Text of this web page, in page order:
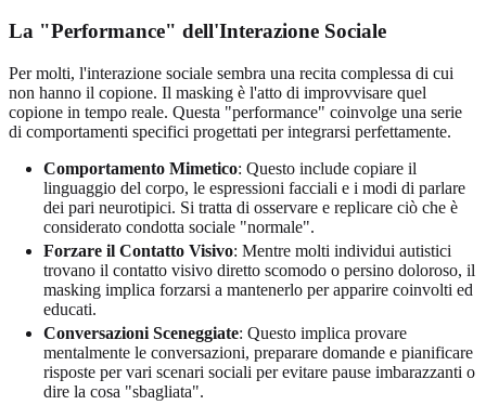
La "Performance" dell'Interazione Sociale
Per molti, l'interazione sociale sembra una recita complessa di cui
non hanno il copione. Il masking è l'atto di improvvisare quel
copione in tempo reale. Questa "performance" coinvolge una serie
di comportamenti specifici progettati per integrarsi perfettamente.
Comportamento Mimetico: Questo include copiare il
linguaggio del corpo, le espressioni facciali e i modi di parlare
dei pari neurotipici. Si tratta di osservare e replicare ciò che è
considerato condotta sociale "normale".
Forzare il Contatto Visivo: Mentre molti individui autistici
trovano il contatto visivo diretto scomodo o persino doloroso, il
masking implica forzarsi a mantenerlo per apparire coinvolti ed
educati.
Conversazioni Sceneggiate: Questo implica provare
mentalmente le conversazioni, preparare domande e pianificare
risposte per vari scenari sociali per evitare pause imbarazzanti o
dire la cosa "sbagliata".